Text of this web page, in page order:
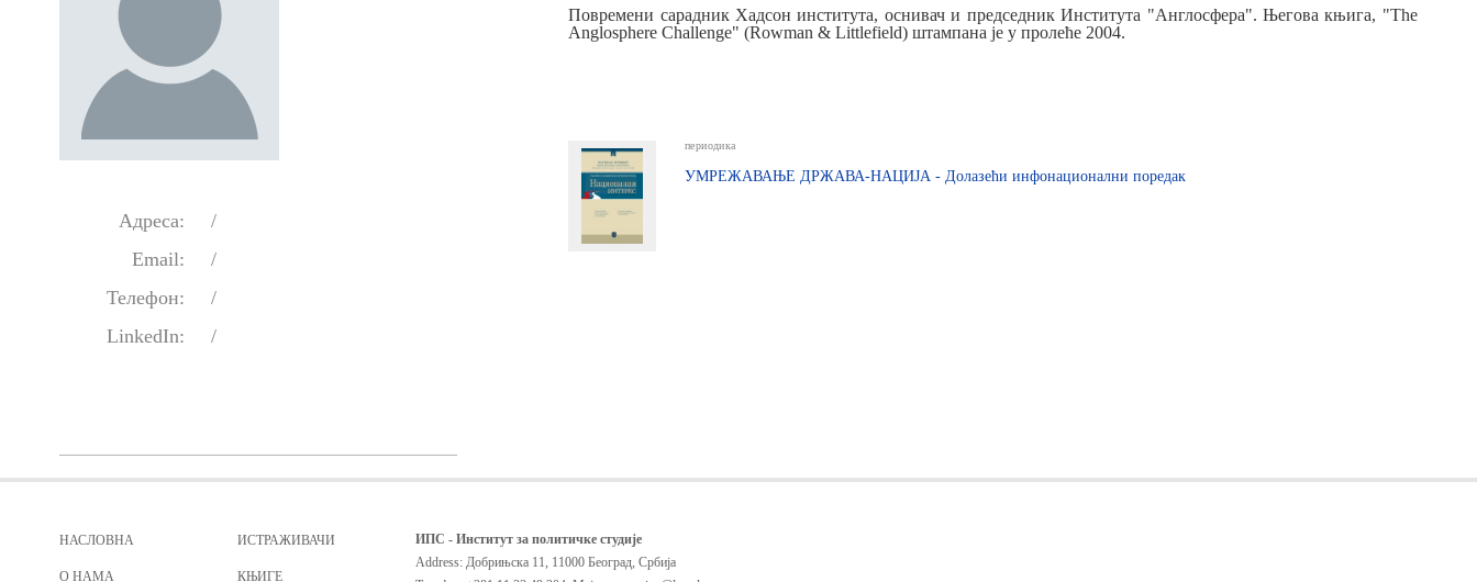
Адреса:
/
Email:
/
Телефон:
/
LinkedIn:
/
Повремени сарадник Хадсон института, оснивач и председник Института "Англосфера". Његова књига, "The
Anglosphere Challenge" (Rowman & Littlefield) штампана je y пролеће 2004.
периодика
УМРЕЖАВАЊЕ ДРЖАВА-НАЦИЈА - Долазећи инфонационални поредак
НАСЛОВНА
О НАМА
ИСТРАЖИВАЧИ
КЊИГЕ
ИПС - Институт за политичке студије
Address: Добрињска 11, 11000 Београд, Србија